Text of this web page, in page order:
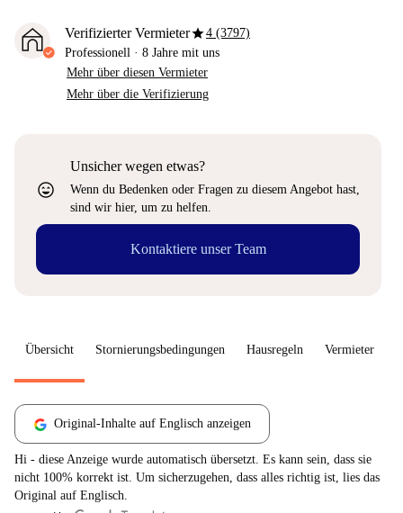
Verifizierter Vermieterstar4 (3797)
Professionell · 8 Jahre mit uns
Mehr über diesen Vermieter
Mehr über die Verifizierung
sentiment_very_satisfied
Unsicher wegen etwas?
Wenn du Bedenken oder Fragen zu diesem Angebot hast,
sind wir hier, um zu helfen.
Kontaktiere unser Team
Übersicht Stornierungsbedingungen Hausregeln Vermieter
Original-Inhalte auf Englisch anzeigen
Hi - diese Anzeige wurde automatisch übersetzt. Es kann sein, dass sie
nicht 100% korrekt ist. Um sicherzugehen, dass alles richtig ist, lies das
Original auf Englisch.